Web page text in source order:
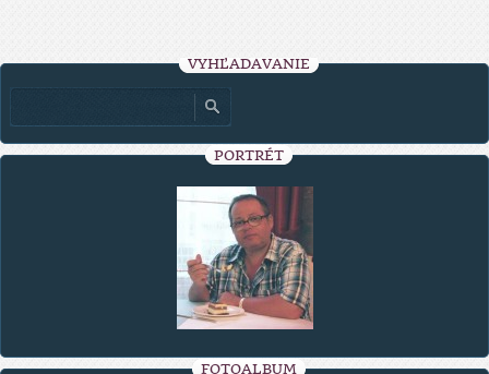
VYHĽADÁVANIE
PORTRÉT
FOTOALBUM